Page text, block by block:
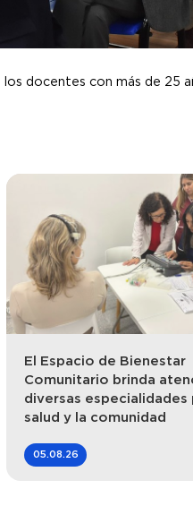
los docentes con más de 25
El Espacio de Bienestar
Comunitario brinda
diversas especialidades
salud y la comunidad
05.08.26